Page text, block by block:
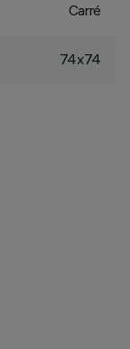
Carré
74x74